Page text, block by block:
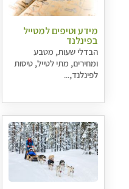
מידע וטיפים למטייל
בפינלנד
הבדלי שעות, מטבע
ומחירים, מתי לטייל, טיסות
לפינלנד,...